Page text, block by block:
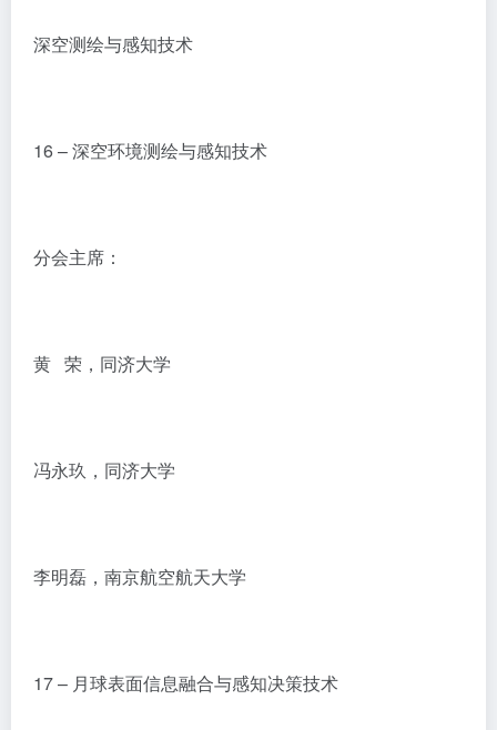
深空测绘与感知技术
16 – 深空环境测绘与感知技术
分会主席：
黄 荣，同济大学
冯永玖，同济大学
李明磊，南京航空航天大学
17 – 月球表面信息融合与感知决策技术